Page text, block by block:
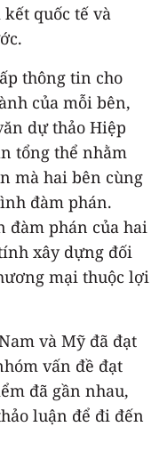
quốc tế và
thông tin cho
của mỗi bên,
dự thảo Hiệp
tổng thể nhằm
mà hai bên cùng
đàm phán.
đàm phán của hai
xây dựng đối
mại thuộc lợi
và Mỹ đã đạt
vấn đề đạt
đã gần nhau,
luận để đi đến